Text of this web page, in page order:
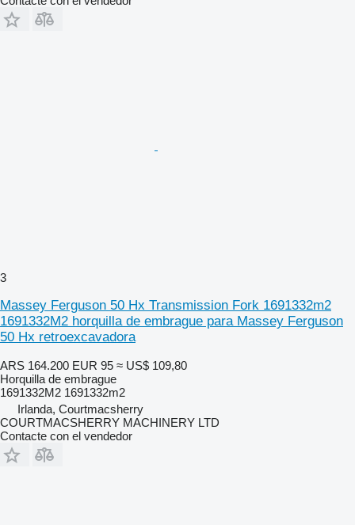
3
Massey Ferguson 50 Hx Transmission Fork 1691332m2
1691332M2 horquilla de embrague para Massey Ferguson
50 Hx retroexcavadora
ARS 164.200 EUR 95 ≈ US$ 109,80
Horquilla de embrague
1691332M2 1691332m2
Irlanda, Courtmacsherry
COURTMACSHERRY MACHINERY LTD
Contacte con el vendedor